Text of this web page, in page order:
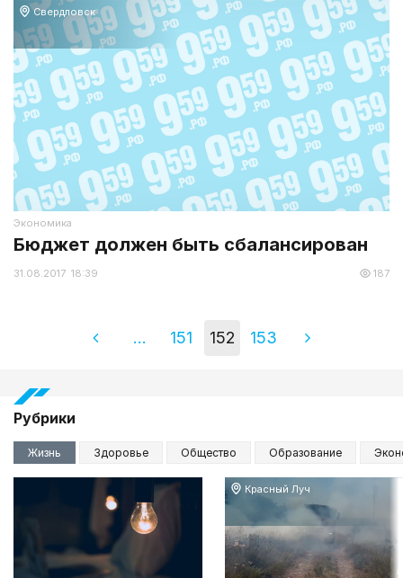
Свердловск
Экономика
Бюджет должен быть сбалансирован
31.08.2017 18:39 187
... 151 152 153
Рубрики
Жизнь Здоровье Общество Образование
Красный Луч